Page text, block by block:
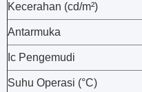
Kecerahan (cd/m²)
Antarmuka
Ic Pengemudi
Suhu Operasi (°C)